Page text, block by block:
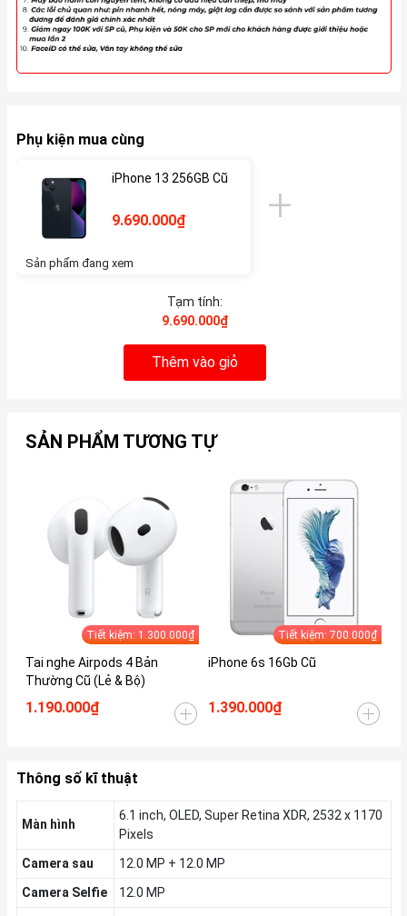
Phụ kiện mua cùng
iPhone 13 256GB Cũ
9.690.000₫
Sản phẩm đang xem
Tạm tính:
9.690.000₫
Thêm vào giỏ
SẢN PHẨM TƯƠNG TỰ
Tiết kiệm: 1.300.000₫
Tai nghe Airpods 4 Bản
Thường Cũ (Lẻ & Bộ)
1.190.000₫
Tiết kiệm: 700.000₫
iPhone 6s 16Gb Cũ
1.390.000₫
Thông số kĩ thuật
Màn hình
6.1 inch, OLED, Super Retina XDR, 2532 x 1170
Pixels
Camera sau
12.0 MP + 12.0 MP
Camera Selfie
12.0 MP